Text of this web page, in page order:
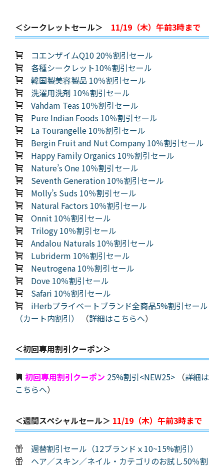
＜シークレットセール＞ 11/19（木）午前3時まで
コエンザイムQ10 20％割引セール
各種シークレット10％割引セール
韓国製美容製品 10％割引セール
洗濯用洗剤 10％割引セール
Vahdam Teas 10％割引セール
Pure Indian Foods 10％割引セール
La Tourangelle 10％割引セール
Bergin Fruit and Nut Company 10％割引セール
Happy Family Organics 10％割引セール
Nature’s One 10％割引セール
Seventh Generation 10％割引セール
Molly’s Suds 10％割引セール
Natural Factors 10％割引セール
Onnit 10％割引セール
Trilogy 10％割引セール
Andalou Naturals 10％割引セール
Lubriderm 10％割引セール
Neutrogena 10％割引セール
Dove 10％割引セール
Safari 10％割引セール
iHerbプライベートブランド全商品5%割引セール
（カート内割引）
（詳細はこちらへ）
＜初回専用割引クーポン＞
初回専用割引クーポン 25%割引<NEW25> （詳細は
こちらへ）
＜週間スペシャルセール＞ 11/19（木）午前3時まで
週替割引セール（12ブランドｘ10~15%割引）
ヘア／スキン／ネイル・カテゴリのお試し50％割